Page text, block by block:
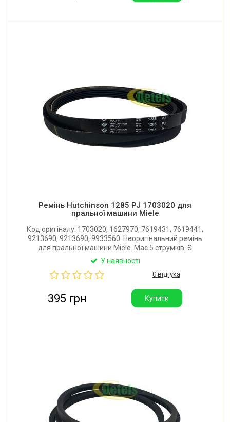
Ремінь Hutchinson 1285 PJ 1703020 для
пральної машини Miele
Код оригіналу: 1703020, 1627970, 7619431, 7619441,
9213690, 9213690, 9933560. Неоригінальний ремінь
для пральної машини Miele. Має 5 струмків. Є
аналогом ременів 6PJ1285 та 6PJ1287 на 6
У наявності
0 відгука
395 грн Купити